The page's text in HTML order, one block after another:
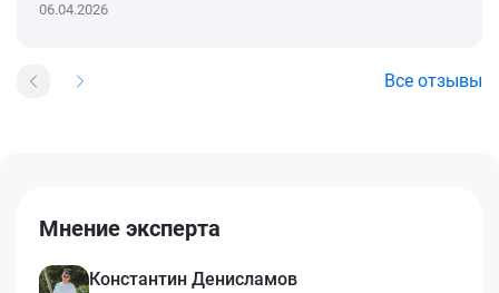
06.04.2026
Все отзывы
Мнение эксперта
Константин Денисламов